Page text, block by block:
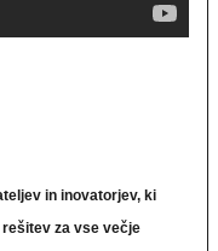
in inovatorjev, ki
za vse večje